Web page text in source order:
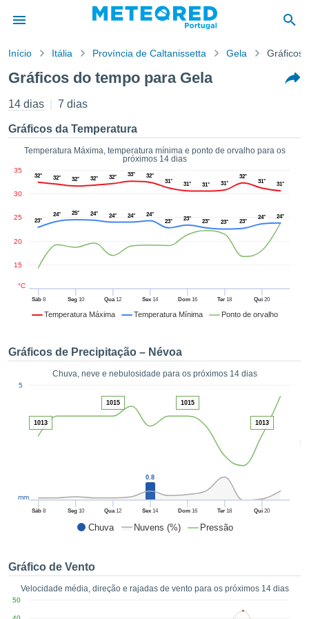
da
foi
por
para
que as
a este
e
digital
de alta
sem
a
o
no
como
CONTINUAR
Início Itália Província de Caltanissetta Gela Gráficos
Gráficos do tempo para Gela
14 dias 7 dias
Gráficos da Temperatura
Temperatura Máxima, temperatura mínima e ponto de orvalho para os
próximos 14 dias
Temperatura Máxima Temperatura Mínima Ponto de orvalho
Sáb8 Seg10 Qua12 Sex 14 Dom16 Ter 18 Qui 20
15
20
25
30
35
°C
32° 32° 32° 32° 32° 33°
32°
31°
31° 31° 31°
32°
31° 31°
23°
24° 25° 24° 24° 24°
24°
23°
23° 23° 23° 23°
24° 24°
Gráficos de Precipitação – Névoa
Chuva, neve e nebulosidade para os próximos 14 dias
Chuva Nuvens (%) Pressão
50
Sáb8 Seg10 Qua12 Sex 14 Dom16 Ter 18 Qui 20
5
mm
0.8
1013
1015 1015
1013
Gráfico de Vento
Velocidade média, direção e rajadas de vento para os próximos 14 dias
50